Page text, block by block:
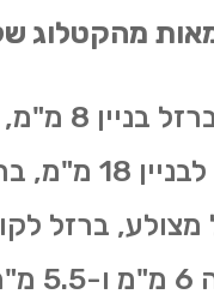
מהקטלוג
ברזל